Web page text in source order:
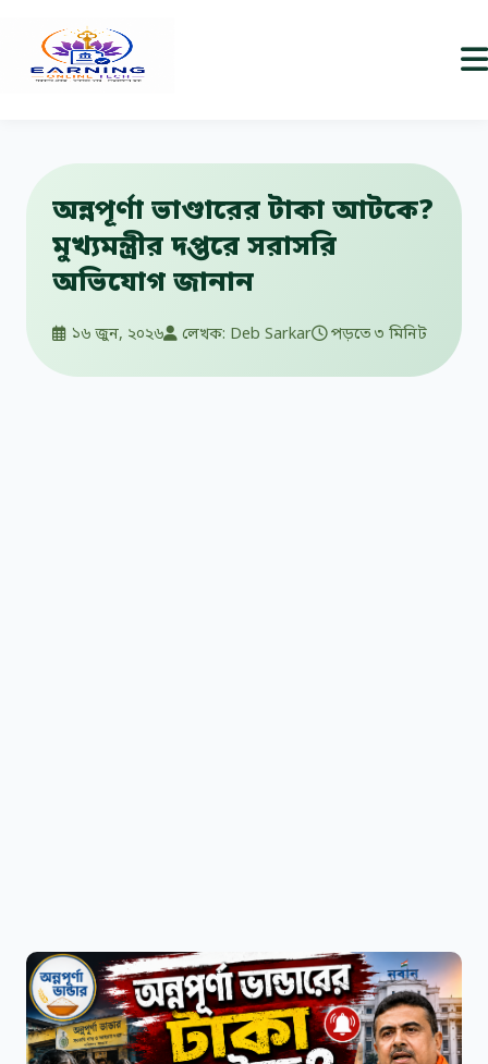
অন্নপূর্ণা ভাণ্ডারের টাকা আটকে?
মুখ্যমন্ত্রীর দপ্তরে সরাসরি
অভিযোগ জানান
১৬ জুন, ২০২৬ লেখক: Deb Sarkar পড়তে ৩ মিনিট